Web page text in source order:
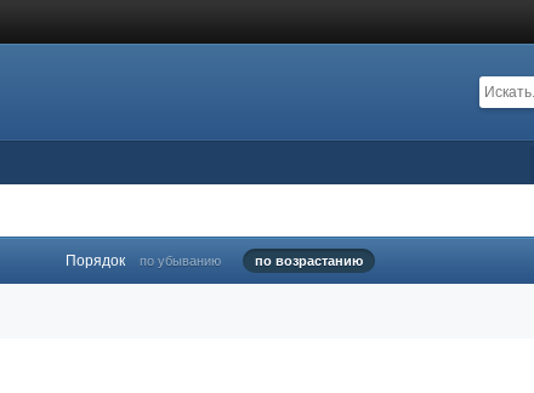
Порядок по убыванию по возрастанию